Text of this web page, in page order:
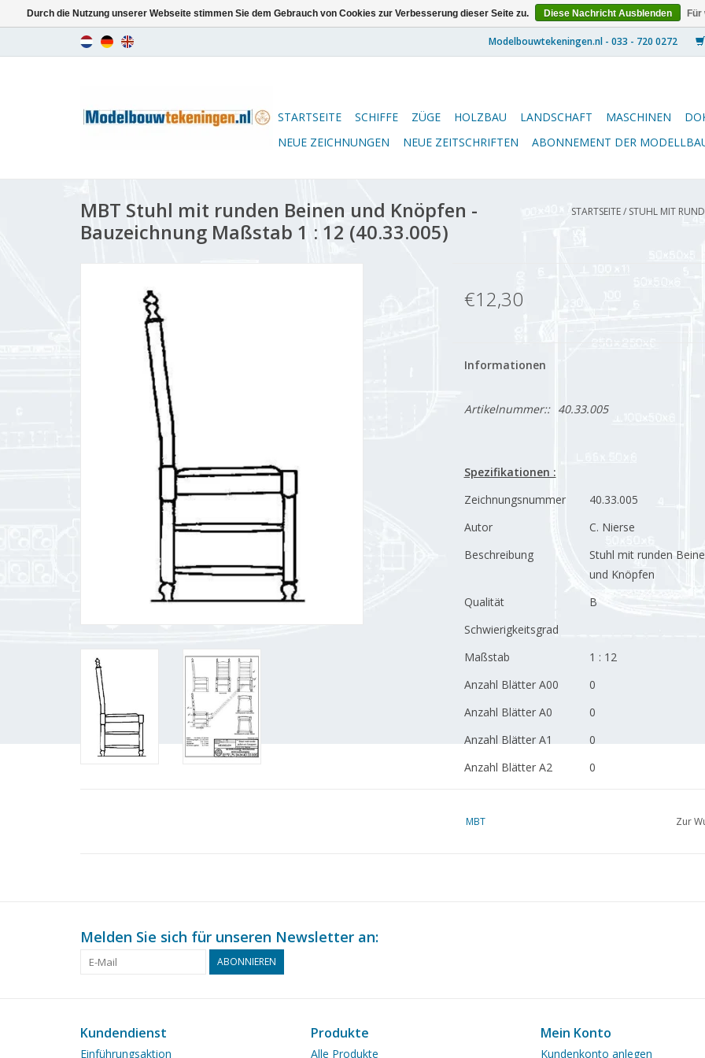
STARTSEITE SCHIFFE ZÜGE HOLZBAU LANDSCHAFT MASCHINEN
NEUE ZEICHNUNGEN
NEUE ZEITSCHRIFTEN ABONNEMENT DER
MBT Stuhl mit runden Beinen und Knöpfen -
Bauzeichnung Maßstab 1 : 12 (40.33.005)
STARTSEITE/ STUHL MIT
€12,30
Informationen
Artikelnummer:: 40.33.005
Spezifikationen :
Zeichnungsnummer
40.33.005
Autor
C. Nierse
Beschreibung
Stuhl mit runden
und Knöpfen
Qualität
B
Schwierigkeitsgrad
Maßstab
1 : 12
Anzahl Blätter A00
0
Anzahl Blätter A0
0
Anzahl Blätter A1
0
Anzahl Blätter A2
0
Anzahl Blätter A4
MBT Zur
Melden Sie sich für unseren Newsletter an:
ABONNIEREN
Kundendienst
Einführungsaktion
Produkte
Alle Produkte
Mein Konto
Kundenkonto anlegen
Durch die Nutzung unserer Webseite stimmen Sie dem Gebrauch von Cookies zur Verbesserung dieser Seite zu. Diese Nachricht Ausblenden